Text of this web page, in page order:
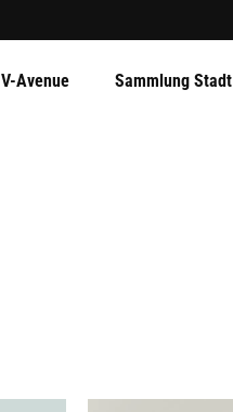
V-Avenue
Sammlung Stadt